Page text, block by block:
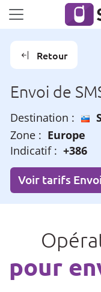
Panneau de gestion
Retour
Envoi de
Destination :
Zone : Europe
Indicatif : +386
Voir tarifs
pour